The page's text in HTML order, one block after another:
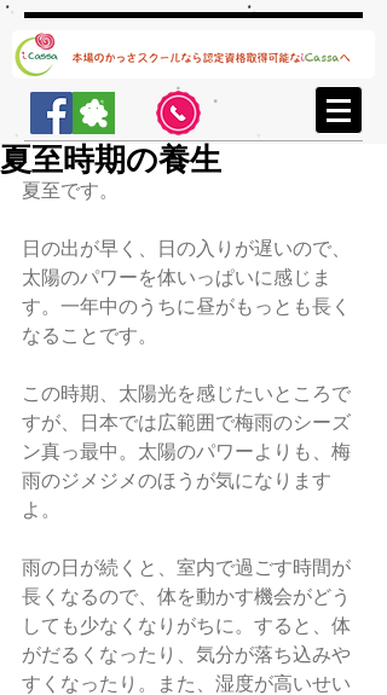
夏至時期の養生
夏至です。
日の出が早く、日の入りが遅いので、
太陽のパワーを体いっぱいに感じま
す。一年中のうちに昼がもっとも長く
なることです。
この時期、太陽光を感じたいところで
すが、日本では広範囲で梅雨のシーズ
ン真っ最中。太陽のパワーよりも、梅
雨のジメジメのほうが気になります
よ。
雨の日が続くと、室内で過ごす時間が
長くなるので、体を動かす機会がどう
しても少なくなりがちに。すると、体
がだるくなったり、気分が落ち込みや
すくなったり。また、湿度が高いせい